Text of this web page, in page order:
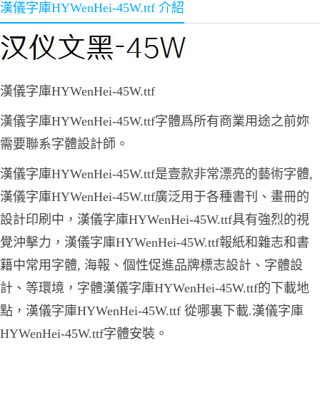
漢儀字庫HYWenHei-45W.ttf 介紹
漢儀字庫HYWenHei-45W.ttf
漢儀字庫HYWenHei-45W.ttf字體爲所有商業用途之前妳
需要聯系字體設計師。
漢儀字庫HYWenHei-45W.ttf是壹款非常漂亮的藝術字體,
漢儀字庫HYWenHei-45W.ttf廣泛用于各種書刊、畫冊的
設計印刷中，漢儀字庫HYWenHei-45W.ttf具有強烈的視
覺沖擊力，漢儀字庫HYWenHei-45W.ttf報紙和雜志和書
籍中常用字體, 海報、個性促進品牌標志設計、字體設
計、等環境，字體漢儀字庫HYWenHei-45W.ttf的下載地
點，漢儀字庫HYWenHei-45W.ttf 從哪裏下載.漢儀字庫
HYWenHei-45W.ttf字體安裝。